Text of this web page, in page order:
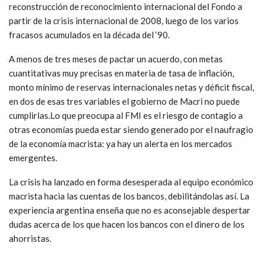
reconstrucción de reconocimiento internacional del Fondo a
partir de la crisis internacional de 2008, luego de los varios
fracasos acumulados en la década del ‘90.
A menos de tres meses de pactar un acuerdo, con metas
cuantitativas muy precisas en materia de tasa de inflación,
monto mínimo de reservas internacionales netas y déficit fiscal,
en dos de esas tres variables el gobierno de Macri no puede
cumplirlas.Lo que preocupa al FMI es el riesgo de contagio a
otras economías pueda estar siendo generado por el naufragio
de la economía macrista: ya hay un alerta en los mercados
emergentes.
La crisis ha lanzado en forma desesperada al equipo económico
macrista hacia las cuentas de los bancos, debilitándolas así. La
experiencia argentina enseña que no es aconsejable despertar
dudas acerca de los que hacen los bancos con el dinero de los
ahorristas.